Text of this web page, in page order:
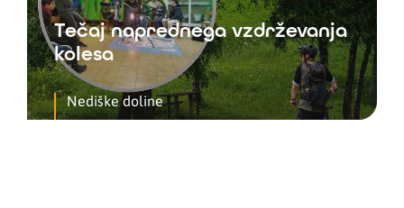
Tečaj naprednega vzdrževanja
kolesa
Nediške doline